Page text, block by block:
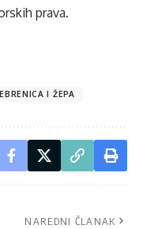
prava.
I ŽEPA
NAREDNI ČLANAK